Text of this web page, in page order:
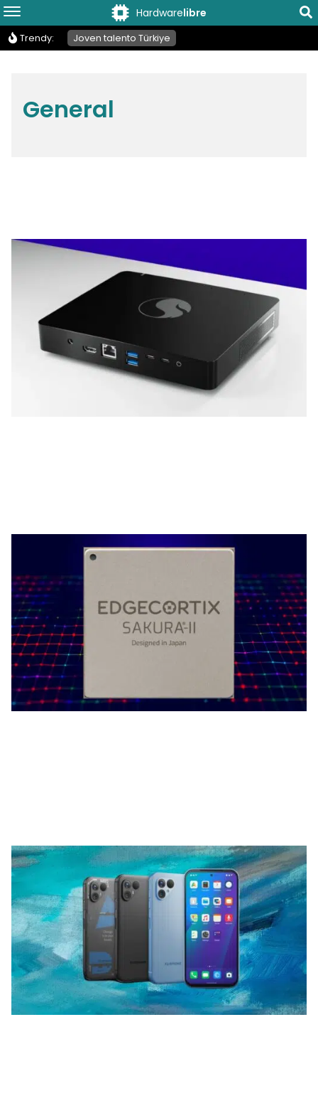
Hardwarelibre
Trendy: Joven talento Türkiye
General